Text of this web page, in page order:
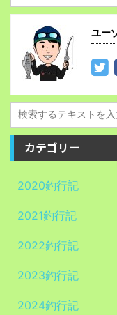
ユー
カテゴリー
2020釣行記
2021釣行記
2022釣行記
2023釣行記
2024釣行記